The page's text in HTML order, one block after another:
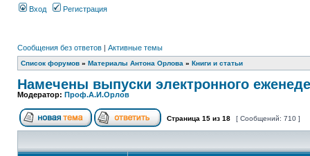
Вход Регистрация
Сообщения без ответов | Активные темы
Список форумов » Материалы Антона Орлова » Книги и статьи
Намечены выпуски электронного
Модератор: Проф.А.И.Орлов
Страница 15 из 18 [ Сообщений: 710 ]